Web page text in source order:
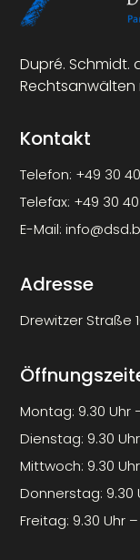
Dupré. Schmidt.
Rechtsanwälten
Kontakt
Telefon: +49 30
Telefax: +49 30 40
E-Mail:
Adresse
Drewitzer Straße
Montag: 9.30 Uhr
Dienstag: 9.30
Mittwoch: 9.30
Donnerstag: 9.30
Freitag: 9.30 Uhr –